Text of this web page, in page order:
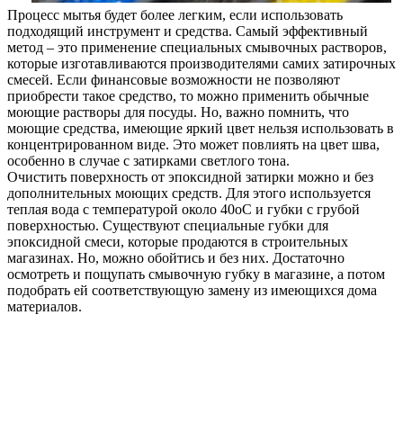
Процесс мытья будет более легким, если использовать
подходящий инструмент и средства. Самый эффективный
метод – это применение специальных смывочных растворов,
которые изготавливаются производителями самих затирочных
смесей. Если финансовые возможности не позволяют
приобрести такое средство, то можно применить обычные
моющие растворы для посуды. Но, важно помнить, что
моющие средства, имеющие яркий цвет нельзя использовать в
концентрированном виде. Это может повлиять на цвет шва,
особенно в случае с затирками светлого тона.
Очистить поверхность от эпоксидной затирки можно и без
дополнительных моющих средств. Для этого используется
теплая вода с температурой около 40оС и губки с грубой
поверхностью. Существуют специальные губки для
эпоксидной смеси, которые продаются в строительных
магазинах. Но, можно обойтись и без них. Достаточно
осмотреть и пощупать смывочную губку в магазине, а потом
подобрать ей соответствующую замену из имеющихся дома
материалов.